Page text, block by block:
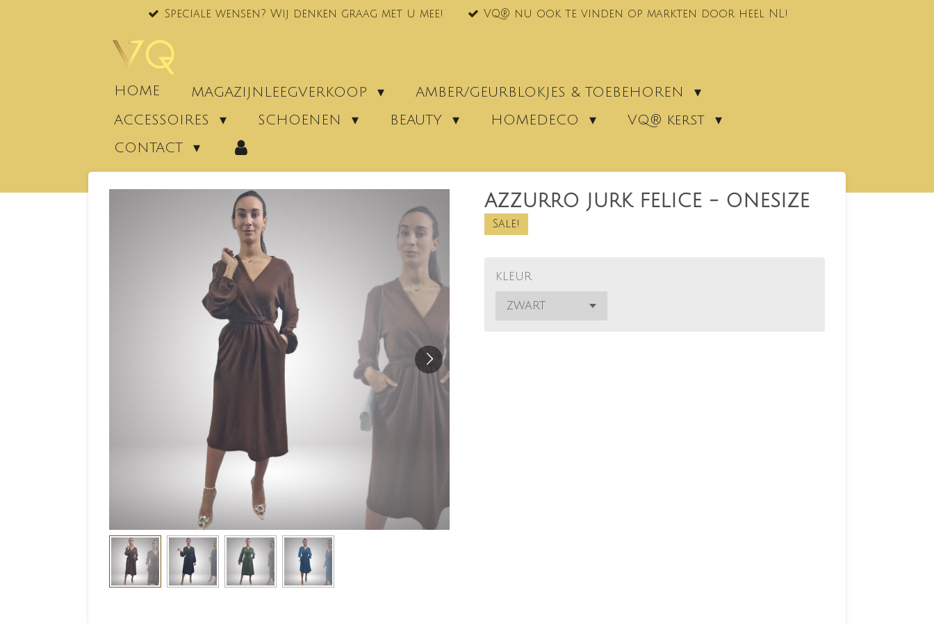
Speciale wensen? Wij denken graag met u mee! VQ® nu ook te vinden op markten door heel NL!
HOME MAGAZIJNLEEGVERKOOP
AMBER/GEURBLOKJES & TOEBEHOREN
ACCESSOIRES
SCHOENEN BEAUTY HOMEDECO
VQ® kerst
CONTACT
AZZURRO JURK FELICE - ONESIZE
Sale!
KLEUR